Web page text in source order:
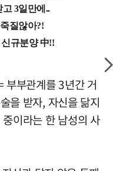
부부관계를 3년간 거
을 받자, 자신을 닮지
이라는 한 남성의 사